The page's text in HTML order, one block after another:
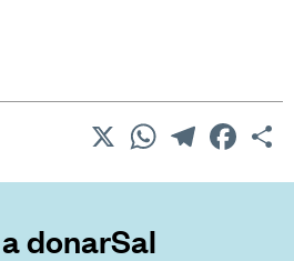
WhatsAppTelegram
donarSal